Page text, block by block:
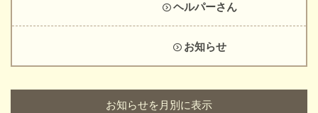
ヘルパーさん
お知らせ
お知らせを月別に表示